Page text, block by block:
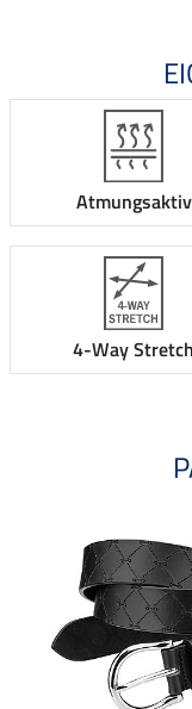
Atmungsaktiv
4-Way Stretch